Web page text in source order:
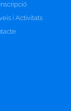
i Activitats